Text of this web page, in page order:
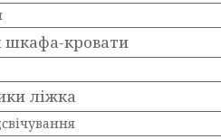
шкафа-кровати
ліжка